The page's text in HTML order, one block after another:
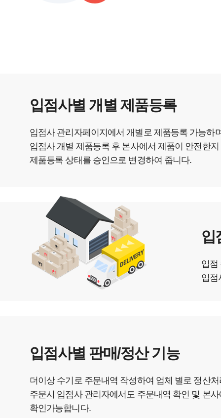
입점사별 개별 제품등록
입점사 관리자페이지에서 개별로 제품등록 가능하
입점사 개별 제품등록 후 본사에서 제품이 안전한
제품등록 상태를 승인으로 변경하여 줍니다.
입
입점
입점
입점사별 판매/정산 기능
더이상 수기로 주문내역 작성하여 업체 별로 정산
주문시 입점사 관리자에서도 주문내역 확인 및 본
확인가능합니다.